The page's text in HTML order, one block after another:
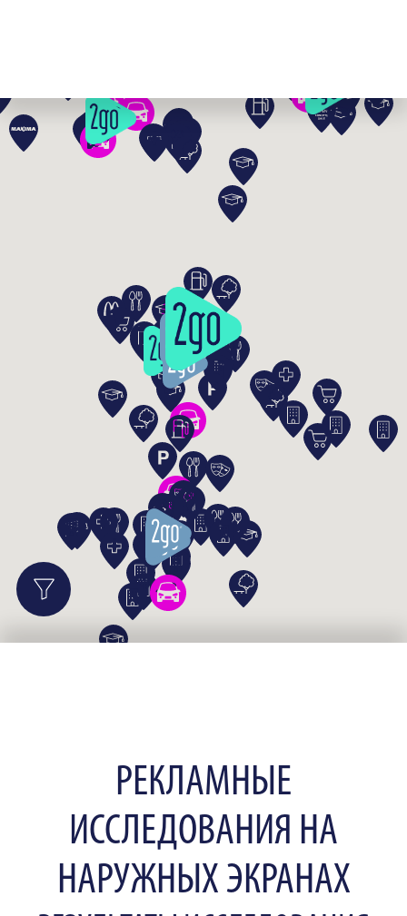
РЕКЛАМНЫЕ
ИССЛЕДОВАНИЯ НА
НАРУЖНЫХ ЭКРАНАХ